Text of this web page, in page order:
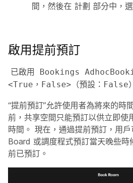
間，然後在 計劃 部分中，
啟用提前預訂
已啟用 Bookings
<True，False>（預設：False）
“提前預訂”允許使用者為將來的時
前，共享空間只能預訂以供立即使
時間。 現在，通過提前預訂，用戶
Board 或調度程式預訂當天晚些時
前已預訂。